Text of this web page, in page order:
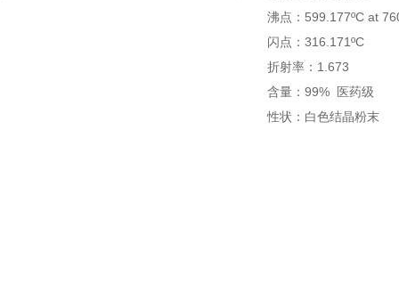
沸点：599.177ºC at
闪点：316.171ºC
折射率：1.673
含量：99% 医药级
性状：白色结晶粉末